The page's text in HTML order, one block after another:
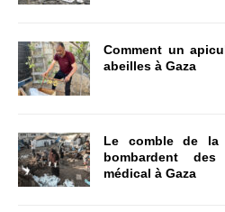
Comment un
abeilles à Gaza
Le comble de la
bombardent
médical à Gaza